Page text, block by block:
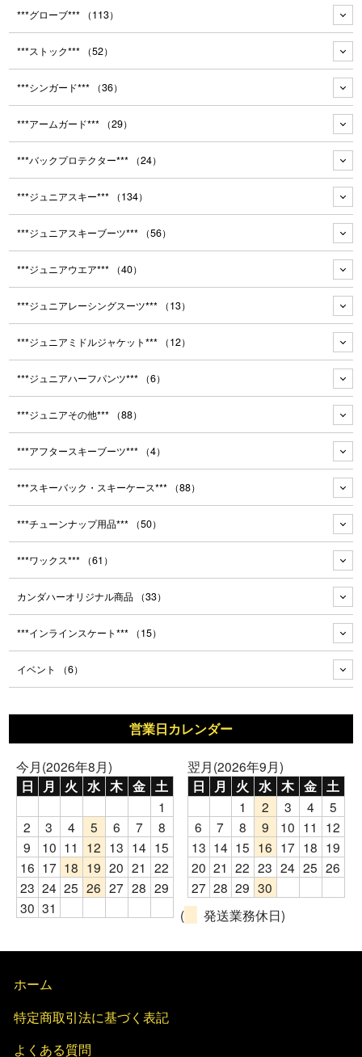
***グローブ*** （113）
***ストック*** （52）
***シンガード*** （36）
***アームガード*** （29）
***バックプロテクター*** （24）
***ジュニアスキー*** （134）
***ジュニアスキーブーツ*** （56）
***ジュニアウエア*** （40）
***ジュニアレーシングスーツ*** （13）
***ジュニアミドルジャケット*** （12）
***ジュニアハーフパンツ*** （6）
***ジュニアその他*** （88）
***アフタースキーブーツ*** （4）
***スキーバック・スキーケース*** （88）
***チューンナップ用品*** （50）
***ワックス*** （61）
カンダハーオリジナル商品 （33）
***インラインスケート*** （15）
イベント （6）
営業日カレンダー
今月(2026年8月)
日 月 火 水 木 金 土
1
2
3 4 5 6 7
8
9
10 11 12 13 14 15
16 17 18 19 20 21 22
23 24 25 26 27 28 29
30 31
翌月(2026年9月)
日 月 火 水 木 金 土
1 2 3 4
5
6
7 8 9 10 11
12
13 14 15 16 17 18 19
20 21 22 23 24 25 26
27 28 29 30
(
発送業務休日)
ホーム
特定商取引法に基づく表記
よくある質問